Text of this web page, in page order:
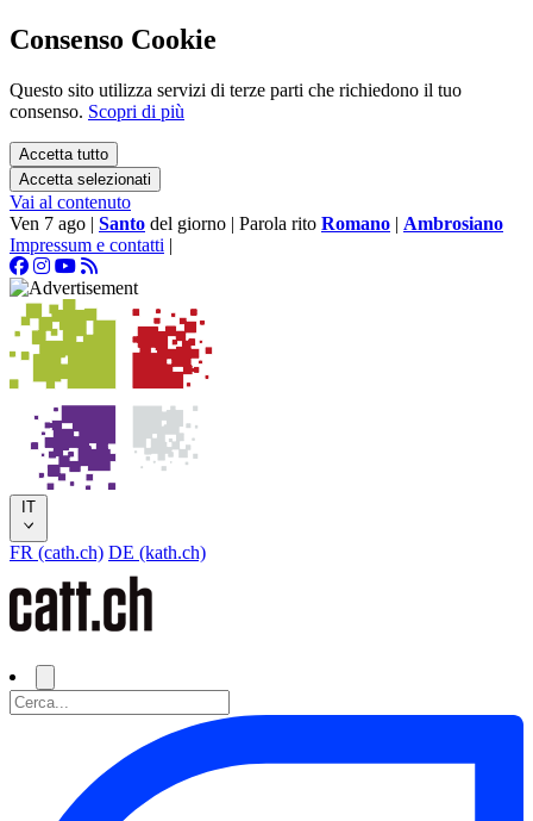
Consenso Cookie
Questo sito utilizza servizi di terze parti che richiedono il tuo
consenso. Scopri di più
Accetta tutto
Accetta selezionati
Vai al contenuto
Ven 7 ago | Santo del giorno | Parola rito Romano | Ambrosiano
Impressum e contatti |
IT
FR (cath.ch) DE (kath.ch)